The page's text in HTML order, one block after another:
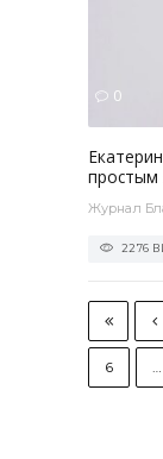
0
простым
Журнал
2276
6